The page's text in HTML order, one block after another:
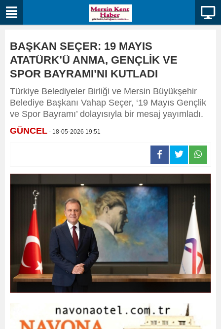
BAŞKAN SEÇER: 19 MAYIS
ATATÜRK’Ü ANMA, GENÇLİK VE
SPOR BAYRAMI’NI KUTLADI
Türkiye Belediyeler Birliği ve Mersin Büyükşehir
Belediye Başkanı Vahap Seçer, ‘19 Mayıs Gençlik
ve Spor Bayramı’ dolayısıyla bir mesaj yayımladı.
GÜNCEL - 18-05-2026 19:51